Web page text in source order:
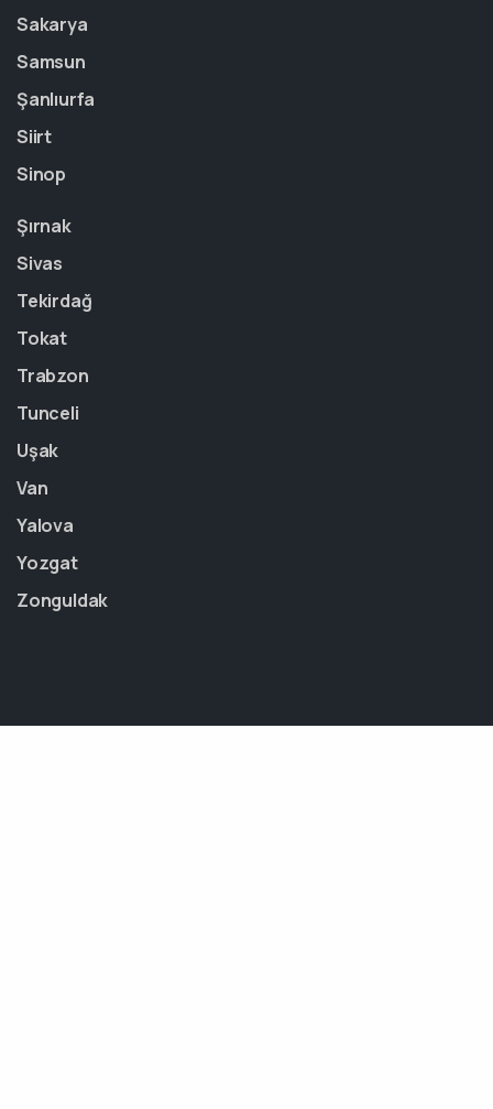
Sakarya
Samsun
Şanlıurfa
Siirt
Sinop
Şırnak
Sivas
Tekirdağ
Tokat
Trabzon
Tunceli
Uşak
Van
Yalova
Yozgat
Zonguldak